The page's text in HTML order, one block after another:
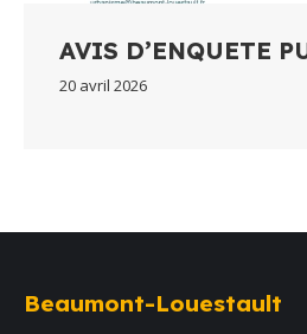
AVIS D’ENQUETE
20 avril 2026
Beaumont-Louestault